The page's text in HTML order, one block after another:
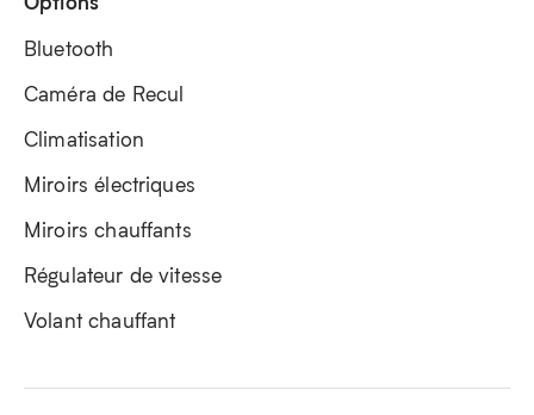
Bluetooth
Caméra de Recul
Climatisation
Miroirs électriques
Miroirs chauffants
Régulateur de vitesse
Volant chauffant